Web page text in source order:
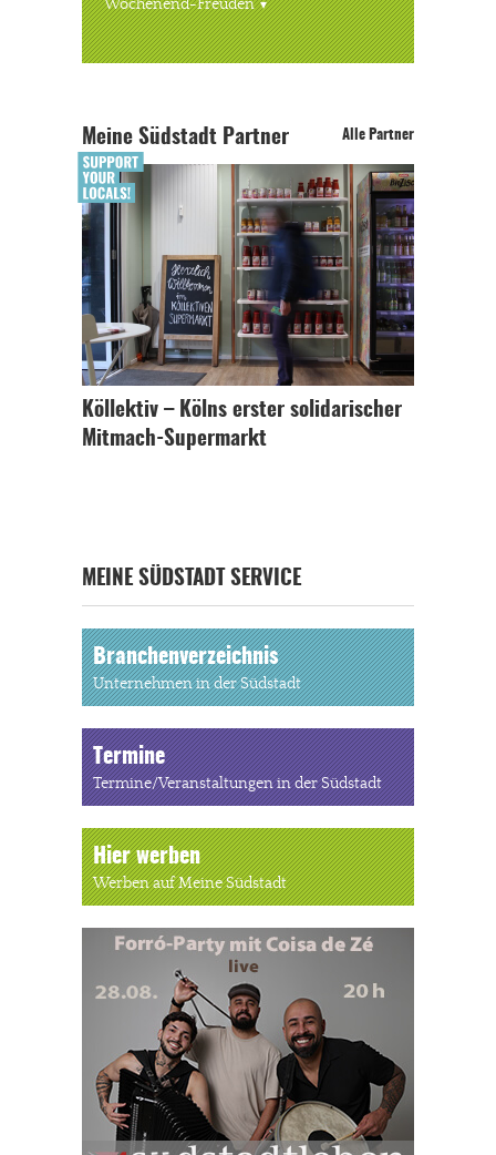
Wochenend-Freuden
Meine Südstadt Partner Alle Partner
Köllektiv – Kölns erster solidarischer
Mitmach-Supermarkt
MEINE SÜDSTADT SERVICE
Branchenverzeichnis
Unternehmen in der Südstadt
Termine
Termine/Veranstaltungen in der Südstadt
Hier werben
Werben auf Meine Südstadt